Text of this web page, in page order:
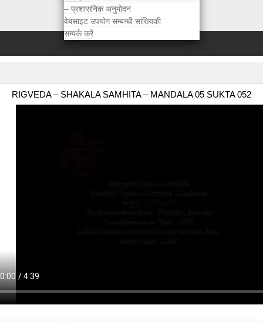
– प्रशासनिक अनुमोदन
वेबसाइट उपयोग सम्बन्धी सांख्यिकी
सम्पर्क करें
RIGVEDA – SHAKALA SAMHITA – MANDALA 05 SUKTA 052